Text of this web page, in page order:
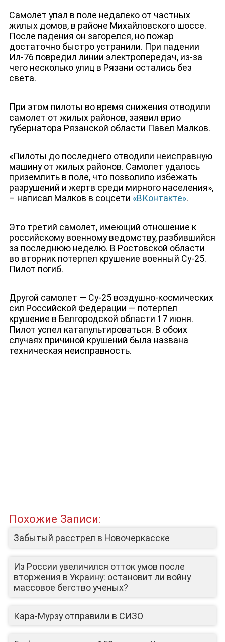
ЛИЦА КАНАЛА
Самолет упал в поле недалеко от частных
жилых домов, в районе Михайловского шоссе.
После падения он загорелся, но пожар
достаточно быстро устранили. При падении
Ил-76 повредил линии электропередач, из-за
чего несколько улиц в Рязани остались без
света.
При этом пилоты во время снижения отводили
самолет от жилых районов, заявил врио
губернатора Рязанской области Павел Малков.
«Пилоты до последнего отводили неисправную
машину от жилых районов. Самолет удалось
приземлить в поле, что позволило избежать
разрушений и жертв среди мирного населения»,
– написал Малков в соцсети «ВКонтакте».
Это третий самолет, имеющий отношение к
российскому военному ведомству, разбившийся
за последнюю неделю. В Ростовской области
во вторник потерпел крушение военный Су-25.
Пилот погиб.
Другой самолет — Су-25 воздушно-космических
сил Российской Федерации — потерпел
крушение в Белгородской области 17 июня.
Пилот успел катапультироваться. В обоих
случаях причиной крушений была названа
техническая неисправность.
Похожие Записи:
Забытый расстрел в Новочеркасске
Из России увеличился отток умов после
вторжения в Украину: остановит ли войну
массовое бегство ученых?
Кара-Мурзу отправили в СИЗО